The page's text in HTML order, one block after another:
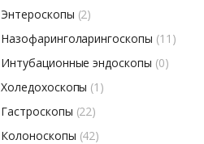
Энтероскопы (2)
Назофаринголарингоскопы (11)
Интубационные эндоскопы (0)
Холедохоскопы (1)
Гастроскопы (22)
Колоноскопы (42)